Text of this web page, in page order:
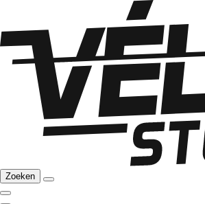
Zoeken